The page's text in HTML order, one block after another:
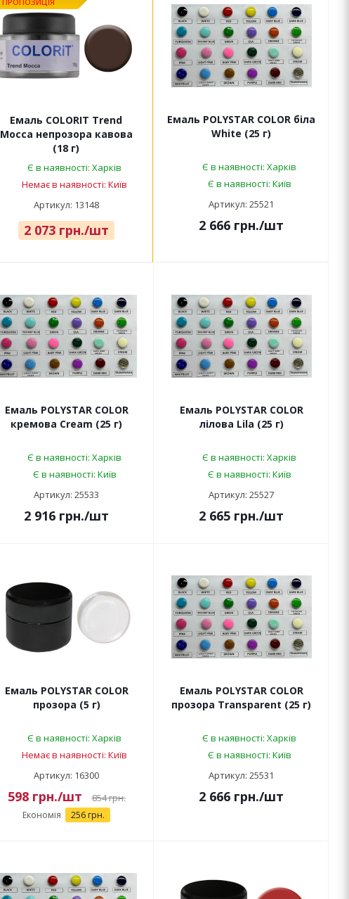
Емаль COLORIT Trend
Mocca непрозора кавова
(18 г)
Є в наявності: Харків
Немає в наявності: Київ
Артикул: 13148
2 073грн./шт
Емаль POLYSTAR COLOR біла
White (25 г)
Є в наявності: Харків
Є в наявності: Київ
Артикул: 25521
2 666 грн./шт
Емаль POLYSTAR COLOR
кремова Cream (25 г)
Є в наявності: Харків
Є в наявності: Київ
Артикул: 25533
2 916 грн./шт
Емаль POLYSTAR COLOR
лілова Lila (25 г)
Є в наявності: Харків
Є в наявності: Київ
Артикул: 25527
2 665 грн./шт
Емаль POLYSTAR COLOR
прозора (5 г)
Є в наявності: Харків
Немає в наявності: Київ
Артикул: 16300
598грн./шт 854грн.
Економія 256 грн.
Емаль POLYSTAR COLOR
прозора Transparent (25 г)
Є в наявності: Харків
Є в наявності: Київ
Артикул: 25531
2 666 грн./шт